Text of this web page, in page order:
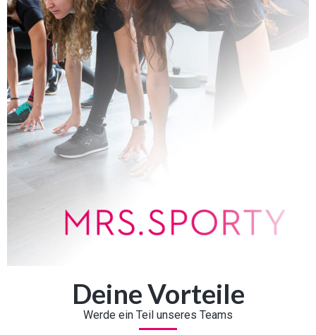
Deine Vorteile
Werde ein Teil unseres Teams